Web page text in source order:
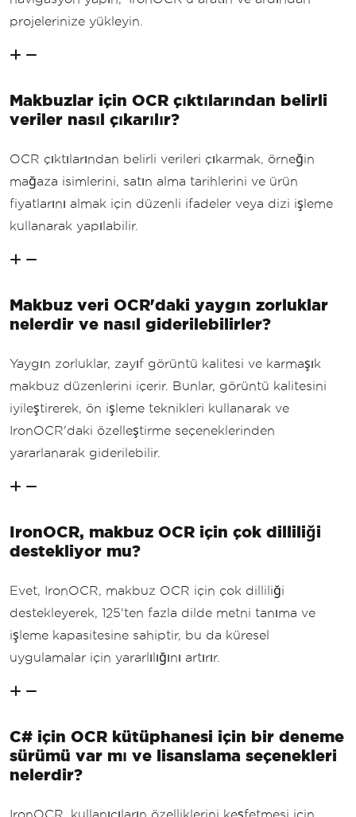
projelerinize yükleyin.
Makbuzlar için OCR çıktılarından belirli
veriler nasıl çıkarılır?
OCR çıktılarından belirli verileri çıkarmak, örneğin
mağaza isimlerini, satın alma tarihlerini ve ürün
fiyatlarını almak için düzenli ifadeler veya dizi işleme
kullanarak yapılabilir.
Makbuz veri OCR'daki yaygın zorluklar
nelerdir ve nasıl giderilebilirler?
Yaygın zorluklar, zayıf görüntü kalitesi ve karmaşık
makbuz düzenlerini içerir. Bunlar, görüntü kalitesini
iyileştirerek, ön işleme teknikleri kullanarak ve
IronOCR'daki özelleştirme seçeneklerinden
yararlanarak giderilebilir.
IronOCR, makbuz OCR için çok dilliliği
destekliyor mu?
Evet, IronOCR, makbuz OCR için çok dilliliği
destekleyerek, 125'ten fazla dilde metni tanıma ve
işleme kapasitesine sahiptir, bu da küresel
uygulamalar için yararlılığını artırır.
C# için OCR kütüphanesi için bir deneme
sürümü var mı ve lisanslama seçenekleri
nelerdir?
IronOCR, kullanıcıların özelliklerini keşfetmesi için